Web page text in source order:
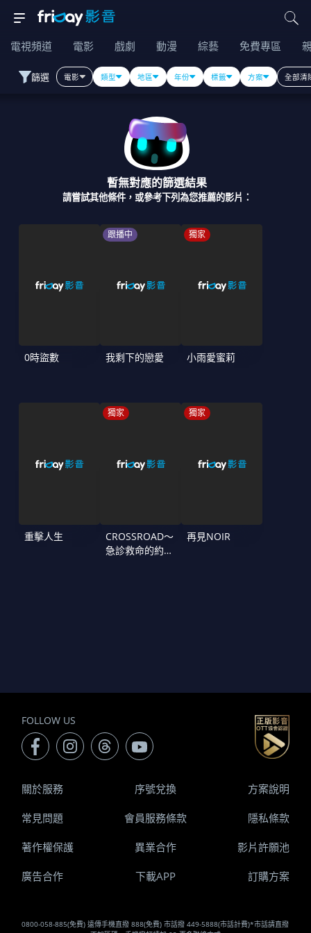
電視頻道 電影 戲劇 動漫 綜藝 免費專區
篩選 電影 類型 地區 年份 標籤 方案 全部清
暫無對應的篩選結果
請嘗試其他條件，或參考下列為您推薦的影片：
0時盜數
跟播中
我剩下的戀愛
獨家
小雨愛蜜莉
重擊人生
獨家
CROSSROAD～
急診救命的約定
獨家
再見NOIR
FOLLOW US
0800-058-885(免費) 遠傳手機直撥 888(免費) 市話撥 449-5888(市話計費)*市話請直撥
關於服務 序號兌換 方案說明
常見問題 會員服務條款 隱私條款
著作權保護 異業合作 影片許願池
廣告合作 下載APP 訂購方案